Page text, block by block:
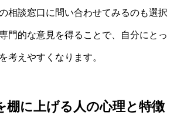
相談窓口に問い合わせてみるのも選択
門的な意見を得ることで、自分にとっ
考えやすくなります。
棚に上げる人の心理と特徴